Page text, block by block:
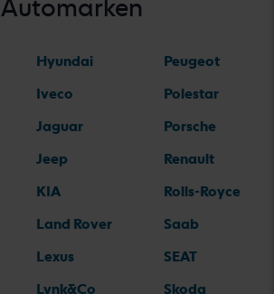
Automarken
Hyundai
Iveco
Jaguar
Jeep
KIA
Land Rover
Lexus
Lynk&Co
Peugeot
Polestar
Porsche
Renault
Rolls-Royce
Saab
SEAT
Skoda